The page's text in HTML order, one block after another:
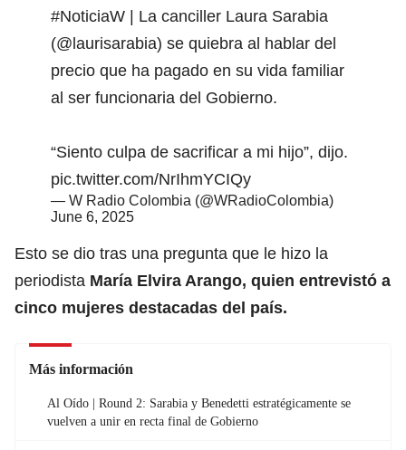
#NoticiaW | La canciller Laura Sarabia
(@laurisarabia) se quiebra al hablar del
precio que ha pagado en su vida familiar
al ser funcionaria del Gobierno.
“Siento culpa de sacrificar a mi hijo”, dijo.
pic.twitter.com/NrIhmYCIQy
— W Radio Colombia (@WRadioColombia)
June 6, 2025
Esto se dio tras una pregunta que le hizo la
periodista María Elvira Arango, quien entrevistó a
cinco mujeres destacadas del país.
Más información
Al Oído | Round 2: Sarabia y Benedetti estratégicamente se
vuelven a unir en recta final de Gobierno